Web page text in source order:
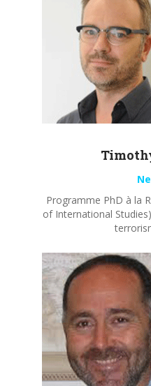
Programme PhD à la
of International